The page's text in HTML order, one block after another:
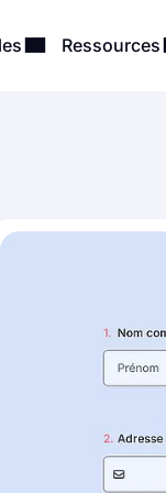
Ressources